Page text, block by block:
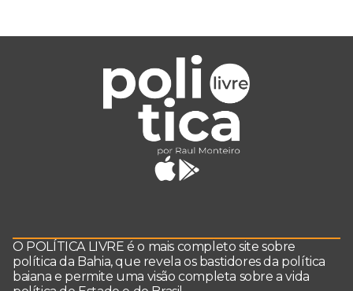
O POLÍTICA LIVRE é o mais completo site sobre
política da Bahia, que revela os bastidores da política
baiana e permite uma visão completa sobre a vida